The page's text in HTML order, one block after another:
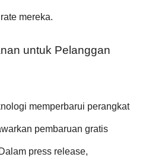
mereka.
untuk Pelanggan
memperbarui perangkat
pembaruan gratis
press release,